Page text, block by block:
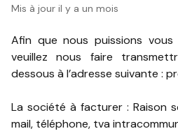
Mis à jour il y a un mois
Afin que nous puissions
veuillez nous faire
dessous à l’adresse suivante :
La société à facturer : Raison
mail, téléphone, tva